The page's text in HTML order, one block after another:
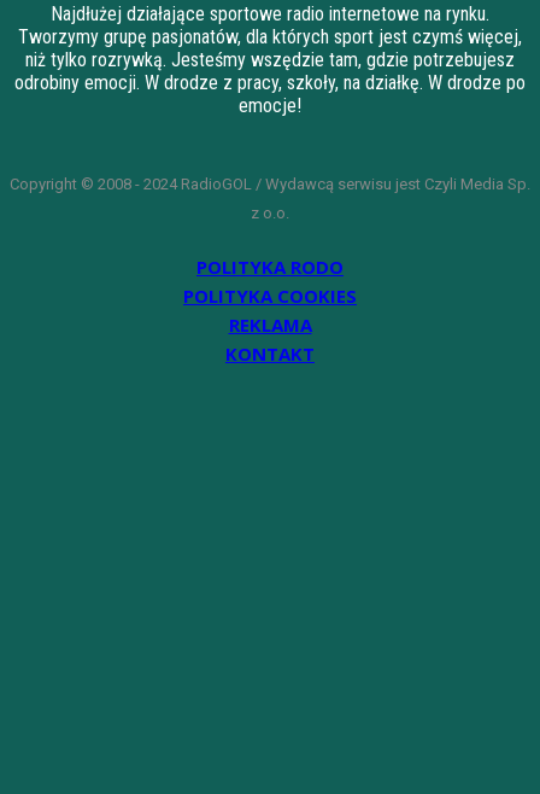
Najdłużej działające sportowe radio internetowe na rynku.
Tworzymy grupę pasjonatów, dla których sport jest czymś więcej,
niż tylko rozrywką. Jesteśmy wszędzie tam, gdzie potrzebujesz
odrobiny emocji. W drodze z pracy, szkoły, na działkę. W drodze po
emocje!
Copyright © 2008 - 2024 RadioGOL / Wydawcą serwisu jest Czyli Media Sp.
z o.o.
POLITYKA RODO
POLITYKA COOKIES
REKLAMA
KONTAKT